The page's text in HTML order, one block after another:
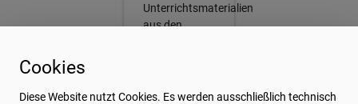
Cookies
Diese Website nutzt Cookies. Es werden ausschließlich technisch
Unterrichtsmaterialien
aus den